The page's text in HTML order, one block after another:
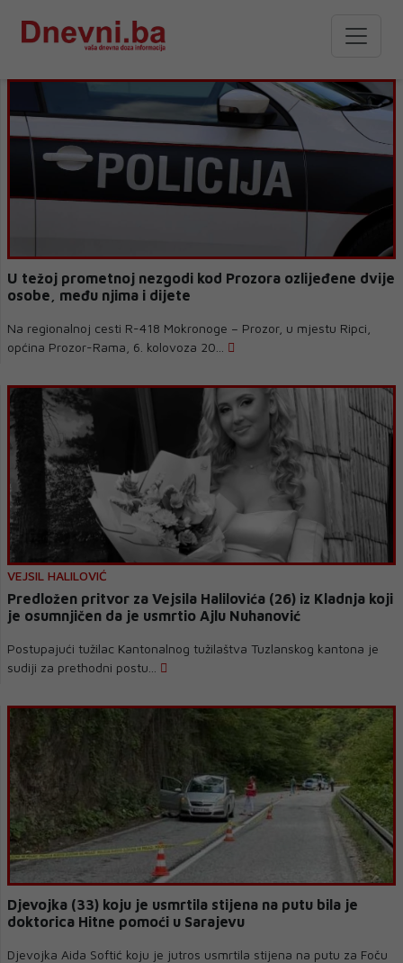
U težoj prometnoj nezgodi kod Prozora ozlijeđene dvije
osobe, među njima i dijete
Na regionalnoj cesti R-418 Mokronoge – Prozor, u mjestu Ripci,
općina Prozor-Rama, 6. kolovoza 20...
VEJSIL HALILOVIĆ
Predložen pritvor za Vejsila Halilovića (26) iz Kladnja koji
je osumnjičen da je usmrtio Ajlu Nuhanović
Postupajući tužilac Kantonalnog tužilaštva Tuzlanskog kantona je
sudiji za prethodni postu...
Djevojka (33) koju je usmrtila stijena na putu bila je
doktorica Hitne pomoći u Sarajevu
Djevojka Aida Softić koju je jutros usmrtila stijena na putu za Foču